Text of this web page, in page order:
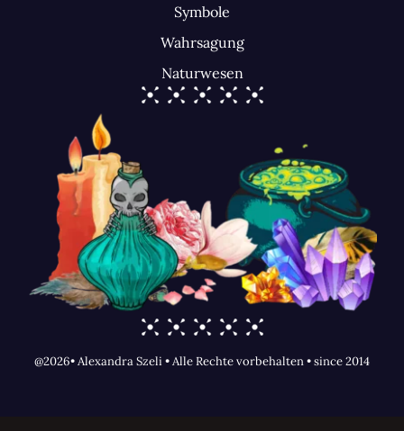
Symbole
Wahrsagung
Naturwesen
@2026• Alexandra Szeli • Alle Rechte vorbehalten • since 2014